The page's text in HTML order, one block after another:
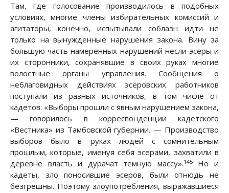
Там, где голосование производилось в подобных
условиях, многие члены избирательных комиссий и
агитаторы, конечно, испытывали соблазн идти не
только на вынужденные нарушения закона. Вину за
большую часть намеренных нарушений несли эсеры и
их сторонники, сохранявшие в своих руках многие
волостные органы управления. Сообщения о
неблаговидных действиях эсеровских работников
поступали из разных источников, в том числе от
кадетов. «Выборы прошли с явным нарушением закона,
— говорилось в корреспонденции кадетского
«Вестника» из Тамбовской губернии. — Производство
выборов было в руках людей с сомнительным
прошлым, которые, именуя себя эсерами, захватили в
деревне власть и дурачат темную массу».145Но и
кадеты, зло поносившие эсеров, были отнюдь не
безгрешны. Поэтому злоупотребления, выражавшиеся